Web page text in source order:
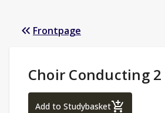
Frontpage
Study Details:
Choir Conducting 2
Add to StudybasketChoir Conducting 2